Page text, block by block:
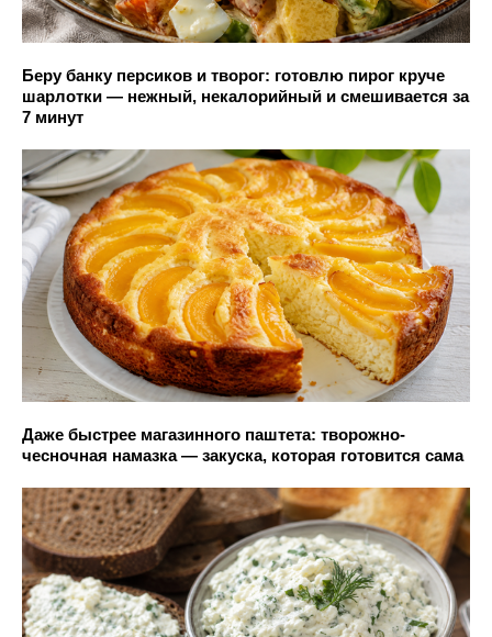
Беру банку персиков и творог: готовлю пирог круче
шарлотки — нежный, некалорийный и смешивается за
7 минут
Даже быстрее магазинного паштета: творожно-
чесночная намазка — закуска, которая готовится сама